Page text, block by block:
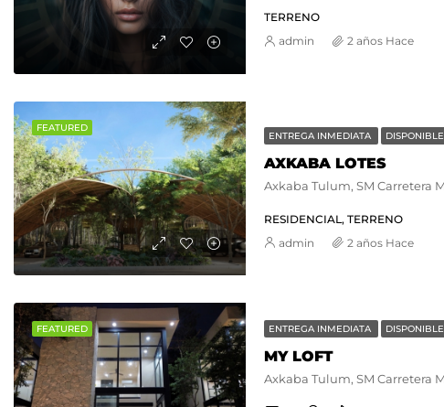
TERRENO
admin 2 años Hace
FEATURED
ENTREGA INMEDIATA DISPONIBLE
AXKABA LOTES
RESIDENCIAL, TERRENO
admin 2 años Hace
FEATURED ENTREGA INMEDIATA DISPONIBLE
MY LOFT